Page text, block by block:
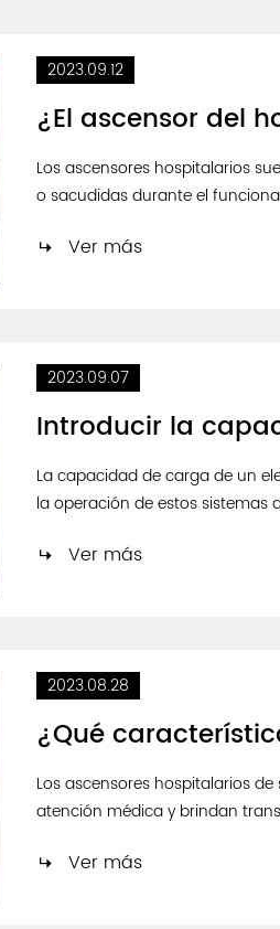
2023.09.12
¿El ascensor del
Los ascensores hospitalarios
o sacudidas durante el
Ver más
2023.09.07
Introducir la
La capacidad de carga de un
la operación de estos sistemas
Ver más
2023.08.28
Los ascensores hospitalarios
atención médica y brindan
Ver más